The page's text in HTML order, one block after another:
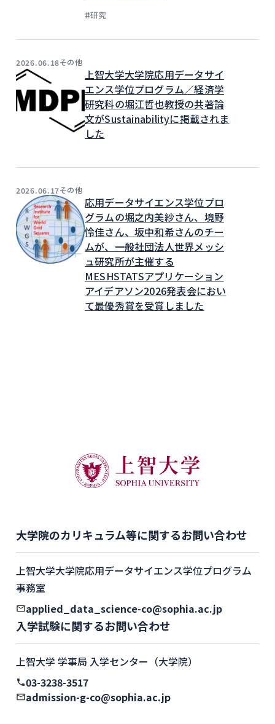
#研究
2026.06.18その他
上智大学大学院応用データサイ
エンス学位プログラム／経済学
研究科の堀江哲也教授の共著論
文がSustainabilityに掲載されま
した
2026.06.17その他
応用データサイエンス学位プロ
グラムの堀之内美紗さん、境野
怜佳さん、坂中和希さんのチー
ムが、一般社団法人世界メッシ
ュ研究所が主催する
MESHSTATSアプリケーション
アイデアソン2026発表会におい
て最優秀賞を受賞しました
大学院のカリキュラム等に関するお問い合わせ
上智大学大学院応用データサイエンス学位プログラム
事務室
applied_data_science-co@sophia.ac.jp
入学試験に関するお問い合わせ
上智大学 学事局 入学センター（大学院）
03-3238-3517
admission-g-co@sophia.ac.jp